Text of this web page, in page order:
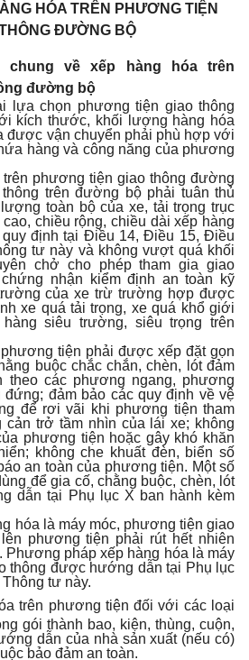
HÓA TRÊN PHƯƠNG TIỆN
ĐƯỜNG BỘ
chung về xếp hàng hóa trên
đường bộ
lựa chọn phương tiện giao thông
kích thước, khối lượng hàng hóa
được vận chuyển phải phù hợp với
hàng và công năng của phương
phương tiện giao thông đường
trên đường bộ phải tuân thủ
toàn bộ của xe, tải trọng trục
chiều rộng, chiều dài xếp hàng
quy định tại Điều 14, Điều 15, Điều
tư này và không vượt quá khối
chở cho phép tham gia giao
nhận kiểm định an toàn kỹ
của xe trừ trường hợp được
xe quá tải trọng, xe quá khổ giới
siêu trường, siêu trọng trên
tiện phải được xếp đặt gọn
buộc chắc chắn, chèn, lót đảm
theo các phương ngang, phương
đảm bảo các quy định về vệ
để rơi vãi khi phương tiện tham
cản trở tầm nhìn của lái xe; không
phương tiện hoặc gây khó khăn
không che khuất đèn, biển số
an toàn của phương tiện. Một số
để gia cố, chằng buộc, chèn, lót
dẫn tại Phụ lục X ban hành kèm
hóa là máy móc, phương tiện giao
phương tiện phải rút hết nhiên
Phương pháp xếp hàng hóa là máy
thông được hướng dẫn tại Phụ lục
tư này.
trên phương tiện đối với các loại
gói thành bao, kiện, thùng, cuộn,
dẫn của nhà sản xuất (nếu có)
bảo đảm an toàn.